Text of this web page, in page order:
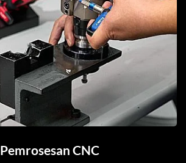
Pemrosesan CNC